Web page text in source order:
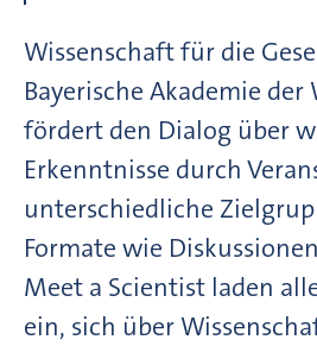
Wissenschaft für die
Bayerische Akademie der
fördert den Dialog über
Erkenntnisse durch
unterschiedliche
Formate wie
Meet a Scientist laden
ein, sich über